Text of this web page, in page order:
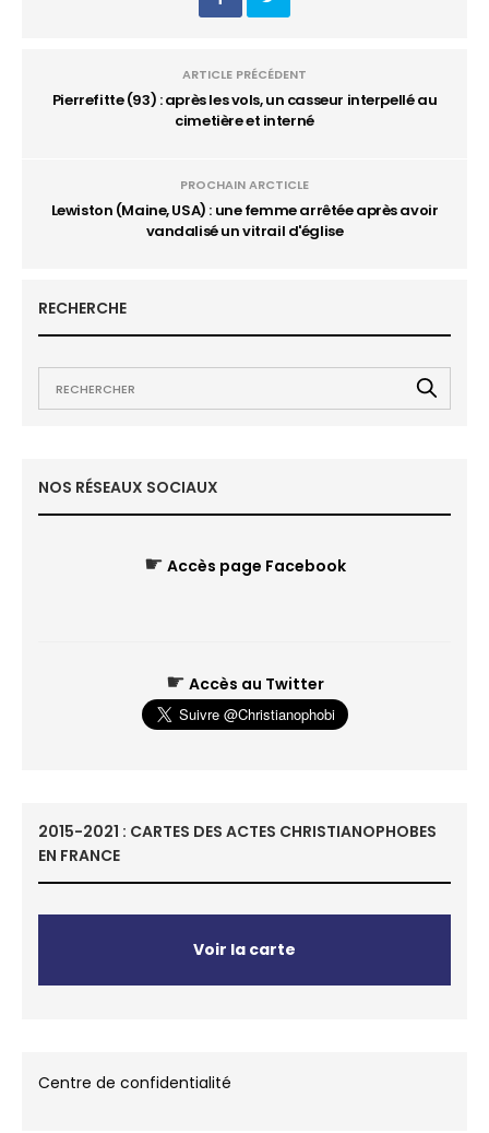
ARTICLE PRÉCÉDENT
Pierrefitte (93) : après les vols, un casseur interpellé au
cimetière et interné
PROCHAIN ARCTICLE
Lewiston (Maine, USA) : une femme arrêtée après avoir
vandalisé un vitrail d'église
RECHERCHE
NOS RÉSEAUX SOCIAUX
☛ Accès page Facebook
☛ Accès au Twitter
2015-2021 : CARTES DES ACTES CHRISTIANOPHOBES
EN FRANCE
Voir la carte
Centre de confidentialité